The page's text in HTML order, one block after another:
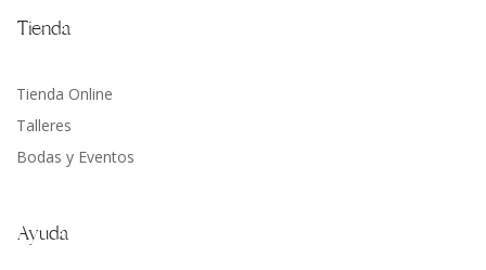
Tienda
Tienda Online
Talleres
Bodas y Eventos
Ayuda